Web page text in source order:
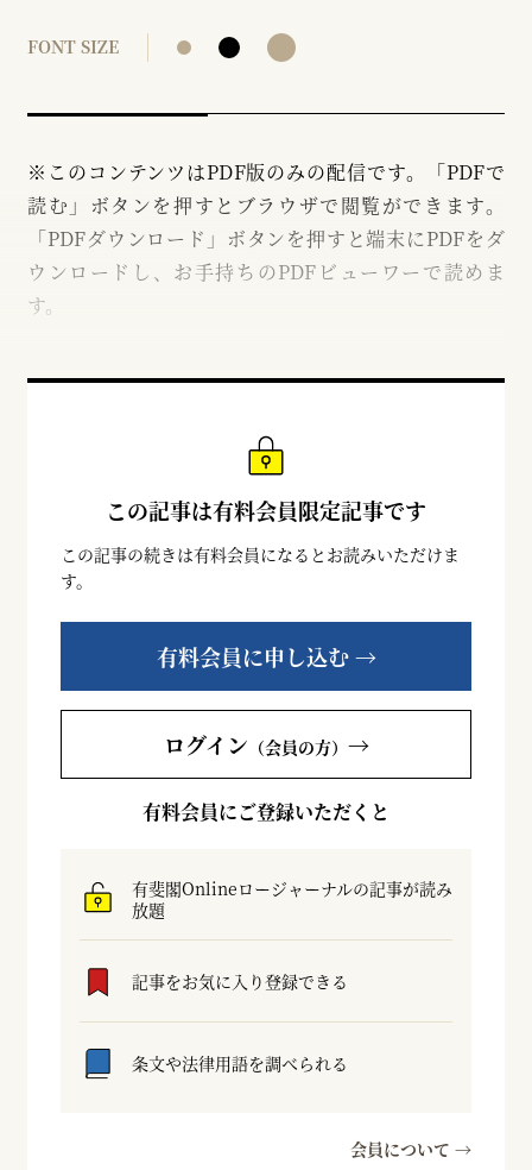
FONT SIZE
※このコンテンツはPDF版のみの配信です。「PDFで
読む」ボタンを押すとブラウザで閲覧ができます。
「PDFダウンロード」ボタンを押すと端末にPDFをダ
ウンロードし、お手持ちのPDFビューワーで読めま
す。
この記事は有料会員限定記事です
この記事の続きは有料会員になるとお読みいただけま
す。
有料会員に申し込む →
ログイン （会員の方） →
有料会員にご登録いただくと
有斐閣Onlineロージャーナルの記事が読み
放題
記事をお気に入り登録できる
条文や法律用語を調べられる
会員について →